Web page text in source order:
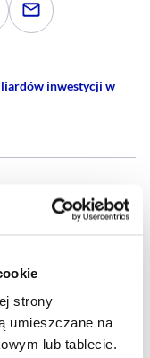
strony
umieszczane na
lub tablecie.
na Twitterze
na
Udostępnij
inwestycji w
oraz trendy.